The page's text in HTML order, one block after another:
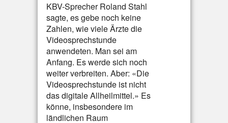
KBV-Sprecher Roland Stahl
sagte, es gebe noch keine
Zahlen, wie viele Ärzte die
Videosprechstunde
anwendeten. Man sei am
Anfang. Es werde sich noch
weiter verbreiten. Aber: «Die
Videosprechstunde ist nicht
das digitale Allheilmittel.» Es
könne, insbesondere im
ländlichen Raum